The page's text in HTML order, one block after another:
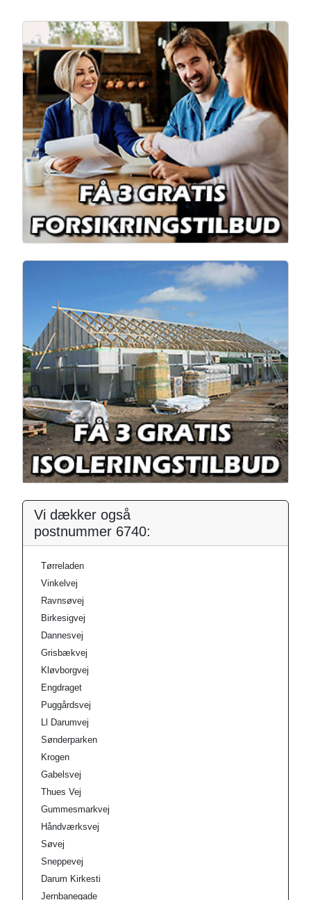
Vi dækker også
postnummer 6740:
Tørreladen
Vinkelvej
Ravnsøvej
Birkesigvej
Dannesvej
Grisbækvej
Kløvborgvej
Engdraget
Puggårdsvej
Ll Darumvej
Sønderparken
Krogen
Gabelsvej
Thues Vej
Gummesmarkvej
Håndværksvej
Søvej
Sneppevej
Darum Kirkesti
Jernbanegade